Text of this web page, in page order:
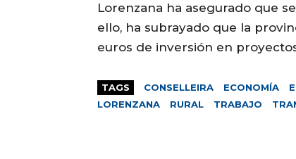
Lorenzana ha asegurado que
ello, ha subrayado que la
euros de inversión en
TAGS CONSELLEIRA ECONOMÍA
LORENZANA
RURAL TRABAJO